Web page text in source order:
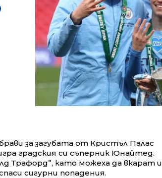
за загубата от Кристъл Палас
градския си съперник Юнайтед.
Трафорд”, като можеха да вкарат и
сигурни попадения.